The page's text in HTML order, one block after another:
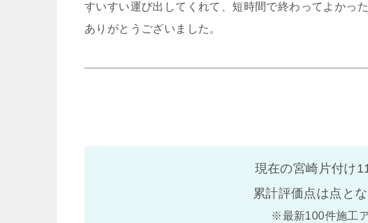
すいすい運び出してくれて、短時間で終わってよかった
ありがとうございました。
現在の宮崎片付け
累計評価点は点と
※最新100件施工